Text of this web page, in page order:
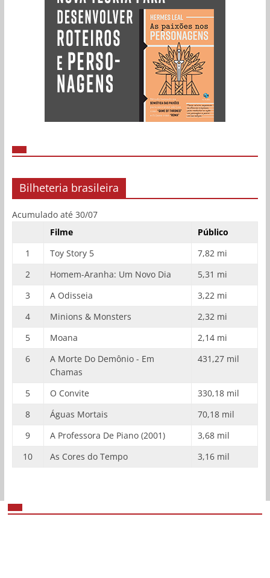
Bilheteria brasileira
Acumulado até 30/07
Filme
Público
1
Toy Story 5
7,82 mi
2
Homem-Aranha: Um Novo Dia
5,31 mi
3
A Odisseia
3,22 mi
4
Minions & Monsters
2,32 mi
5
Moana
2,14 mi
6
A Morte Do Demônio - Em
Chamas
431,27 mil
5 O Convite
330,18 mil
8
Águas Mortais
70,18 mil
9
A Professora De Piano (2001)
3,68 mil
10
As Cores do Tempo 3,16 mil